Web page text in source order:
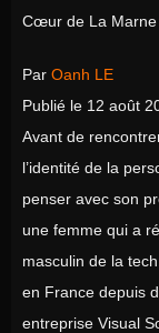
Cœur de La
Par Oanh LE
Publié le 12 août
Avant de
l’identité de la
penser avec son
une femme qui a
masculin de la
en France depuis
entreprise Visual